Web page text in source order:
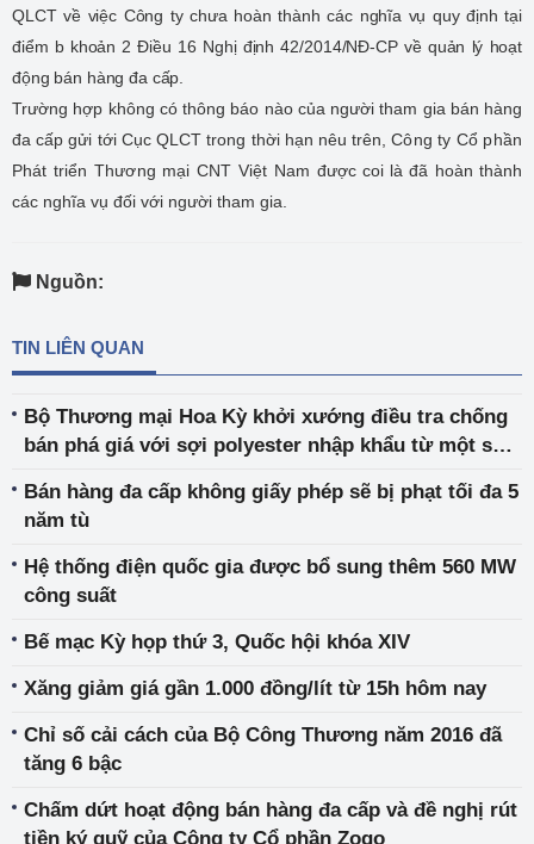
QLCT về việc Công ty chưa hoàn thành các nghĩa vụ quy định tại
điểm b khoản 2 Điều 16 Nghị định 42/2014/NĐ-CP về quản lý hoạt
động bán hàng đa cấp.
Trường hợp không có thông báo nào của người tham gia bán hàng
đa cấp gửi tới Cục QLCT trong thời hạn nêu trên,Công ty Cổ phần
Phát triển Thương mại CNT Việt Nam được coi là đã hoàn thành
các nghĩa vụ đối với người tham gia.
Nguồn:
TIN LIÊN QUAN
Bộ Thương mại Hoa Kỳ khởi xướng điều tra chống
bán phá giá với sợi polyester nhập khẩu từ một số
Bán hàng đa cấp không giấy phép sẽ bị phạt tối đa 5
năm tù
Hệ thống điện quốc gia được bổ sung thêm 560 MW
công suất
Bế mạc Kỳ họp thứ 3, Quốc hội khóa XIV
Xăng giảm giá gần 1.000 đồng/lít từ 15h hôm nay
Chỉ số cải cách của Bộ Công Thương năm 2016 đã
tăng 6 bậc
Chấm dứt hoạt động bán hàng đa cấp và đề nghị rút
tiền ký quỹ của Công ty Cổ phần Zogo